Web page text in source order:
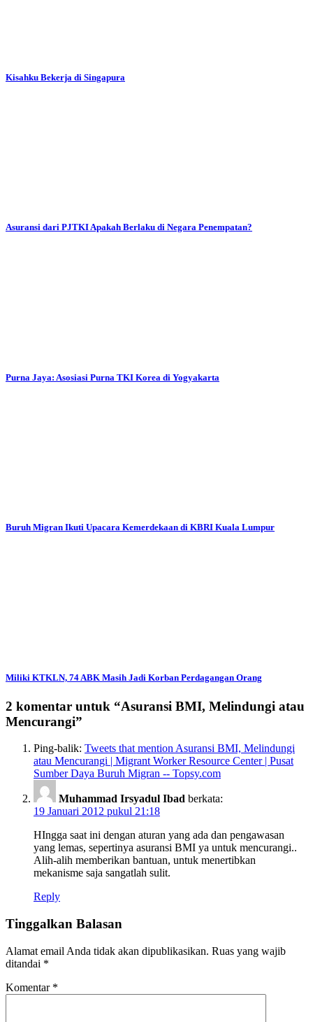
Kisahku Bekerja di Singapura
Asuransi dari PJTKI Apakah Berlaku di Negara Penempatan?
Purna Jaya: Asosiasi Purna TKI Korea di Yogyakarta
Buruh Migran Ikuti Upacara Kemerdekaan di KBRI Kuala Lumpur
Miliki KTKLN, 74 ABK Masih Jadi Korban Perdagangan Orang
2 komentar untuk “Asuransi BMI, Melindungi atau
Mencurangi”
Ping-balik: Tweets that mention Asuransi BMI, Melindungi
atau Mencurangi | Migrant Worker Resource Center | Pusat
Sumber Daya Buruh Migran -- Topsy.com
Muhammad Irsyadul Ibad berkata:
19 Januari 2012 pukul 21:18
HIngga saat ini dengan aturan yang ada dan pengawasan
yang lemas, sepertinya asuransi BMI ya untuk mencurangi..
Alih-alih memberikan bantuan, untuk menertibkan
mekanisme saja sangatlah sulit.
Reply
Tinggalkan Balasan
Alamat email Anda tidak akan dipublikasikan. Ruas yang wajib
ditandai *
Komentar *